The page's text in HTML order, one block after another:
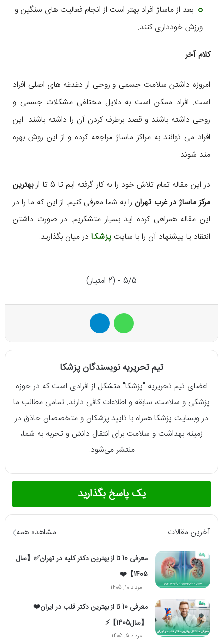
بعد از ماساژ افراد بهتر است از انجام فعالیت های سنگین و
ورزش خودداری کنند.
کلام آخر
امروزه داشتن سلامت جسمی و روحی از دغدغه های اصلی افراد
است. افراد ممکن است به دلایل مختلفی مشکلات جسمی و
روحی داشته باشند و قصد برطرف کردن آن را داشته باشند. این
افراد می توانند به مراکز ماساژ مراجعه کرده و از این روش بهره
مند شوند.
در این مقاله تمام تلاش خود را به کار گرفته ایم تا 5 تا از
بهترین
مرکز ماساژ در غرب تهران را به شما معرفی کنیم. از این که ما را در
این مقاله همراهی کرده اید بسیار متشکریم. در صورت داشتن
انتقاد یا پیشنهاد آن را با سایت پزشکادر میان بگذارید.
5/5 - (2 امتیاز)
واتس آپ
تیم تحریریه نویسندگان پزشکا
اعضای تیم تحریریه "پزشکا" متشکل از افرادی است که در حوزه
پزشکی و سلامت، سابقه و اطلاعات کافی دارند. تمامی مطالب ما
در وبسایت پزشکا همراه با تایید پزشکان و متخصصان حاذق در
زمینه بهداشت و سلامت برای انتقال دانش و تجربه به شما،
منتشر می‌شود.
یک پاسخ بگذارید
آخرین مقالات مشاهده همه
معرفی 10 تا از بهترین دکتر کلیه در تهران✅【سال
1405】❤️
مرداد 10, 1405
معرفی 10 تا از بهترین دکتر قلب در ایران❤️
【سال1405】⚡️
مرداد 5, 1405